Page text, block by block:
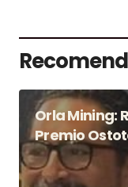
Orla Mining:
Premio